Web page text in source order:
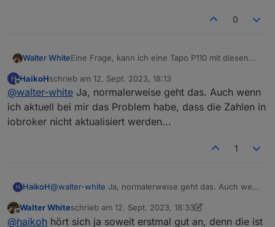
0
Walter WhiteEine Frage, kann ich eine Tapo P110 mit diesen
stromverbrauch auslesen?
Ich wollte mich benachrichtigen lassen wenn die
Waschmaschine fertig ist, kann dieser Adapter mir
die Daten liefern?
H
Offline
HaikoHschrieb am 12. Sept. 2023, 18:13
zuletzt editiert von
@walter-white Ja, normalerweise geht das. Auch wenn
ich aktuell bei mir das Problem habe, dass die Zahlen in
iobroker nicht aktualisiert werden...
1
H HaikoH@walter-white Ja, normalerweise geht das. Auch wenn
iobroker nicht aktualisiert werden...
Offline
Walter Whiteschrieb am 12. Sept. 2023, 18:33
zuletzt editiert von Walter White9. Dez. 2023, 20:40
@haikoh hört sich ja soweit erstmal gut an, denn die ist